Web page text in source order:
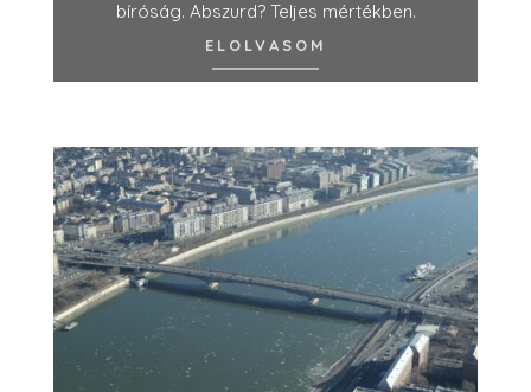
bíróság. Abszurd? Teljes mértékben.
ELOLVASOM